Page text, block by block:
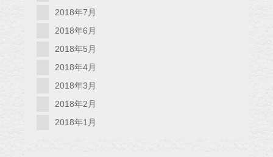
2018年7月
2018年6月
2018年5月
2018年4月
2018年3月
2018年2月
2018年1月